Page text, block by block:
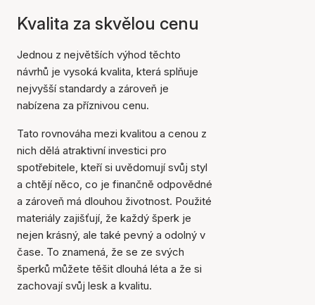
Kvalita za skvělou cenu
Jednou z největších výhod těchto
návrhů je vysoká kvalita, která splňuje
nejvyšší standardy a zároveň je
nabízena za příznivou cenu.
Tato rovnováha mezi kvalitou a cenou z
nich dělá atraktivní investici pro
spotřebitele, kteří si uvědomují svůj styl
a chtějí něco, co je finančně odpovědné
a zároveň má dlouhou životnost. Použité
materiály zajišťují, že každý šperk je
nejen krásný, ale také pevný a odolný v
čase. To znamená, že se ze svých
šperků můžete těšit dlouhá léta a že si
zachovají svůj lesk a kvalitu.